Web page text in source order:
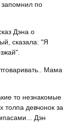
запомнил по
Дэна о
сказала: "Я
Мама
то незнакомые
толпа девчонок за
Дэн